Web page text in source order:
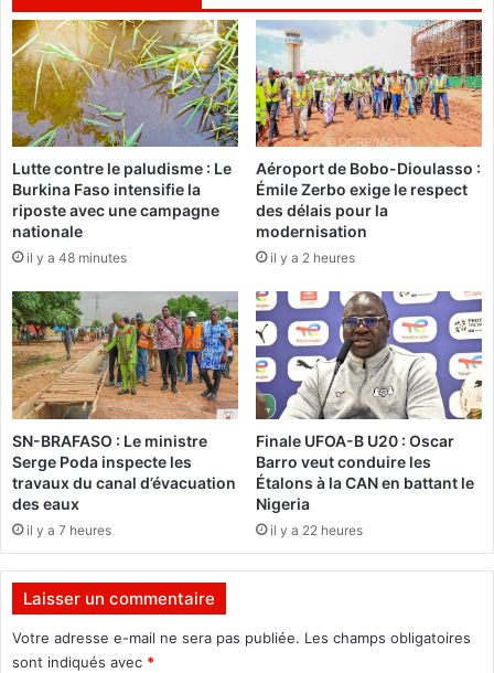
é
w
e
n
d
é
S
a
n
k
a
a
,
c
a
n
d
i
d
a
u
i
u
e
à
A
c
c
r
a
Lutte contre le paludisme : Le
Burkina Faso intensifie la
riposte avec une campagne
nationale
il y a 48 minutes
Aéroport de Bobo-Dioulasso :
Émile Zerbo exige le respect
des délais pour la
modernisation
il y a 2 heures
SN-BRAFASO : Le ministre
Serge Poda inspecte les
travaux du canal d’évacuation
des eaux
il y a 7 heures
Finale UFOA-B U20 : Oscar
Barro veut conduire les
Étalons à la CAN en battant le
Nigeria
il y a 22 heures
Laisser un commentaire
Votre adresse e-mail ne sera pas publiée. Les champs obligatoires
sont indiqués avec *